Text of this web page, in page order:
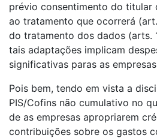
prévio consentimento do titular
ao tratamento que ocorrerá
do tratamento dos dados (arts.
tais adaptações implicam
significativas paras as
Pois bem, tendo em vista a
PIS/Cofins não cumulativo no
de as empresas apropriarem
contribuições sobre os gastos